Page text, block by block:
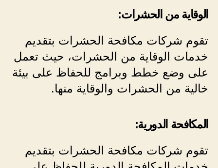
الوقاية من الحشرات:
تقوم شركات مكافحة الحشرات بتقديم
خدمات الوقاية من الحشرات، حيث تعمل
على وضع خطط وبرامج للحفاظ على بيئة
خالية من الحشرات والوقاية منها.
المكافحة الدورية:
تقوم شركات مكافحة الحشرات بتقديم